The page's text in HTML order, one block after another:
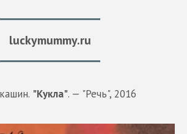
luckymummy.ru
"Кукла". — "Речь", 2016